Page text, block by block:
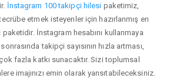
İnstagram 100 takipçi hilesi paketimiz,
etmek isteyenler için hazırlanmış en
İnstagram hesabını kullanmaya
takipçi sayısının hızla artması,
fazla katkı sunacaktır. Sizi toplumsal
imajınızı emin olarak yansıtabileceksiniz.